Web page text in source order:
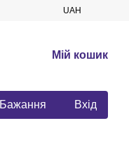
UAH
Мій кошик
Бажання Вхід